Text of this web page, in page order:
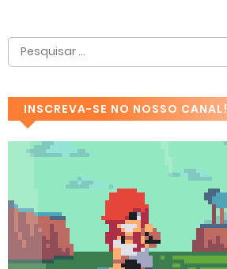
INSCREVA-SE NO NOSSO CANAL!